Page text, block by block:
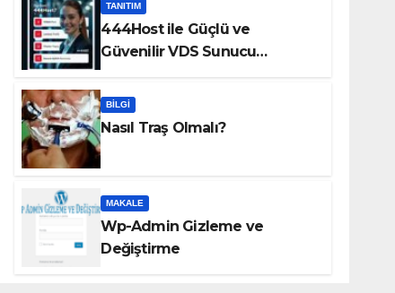
TANITIM
444Host ile Güçlü ve
Güvenilir VDS Sunucu
BILGI
Nasıl Traş Olmalı?
MAKALE
Wp-Admin Gizleme ve
Değiştirme